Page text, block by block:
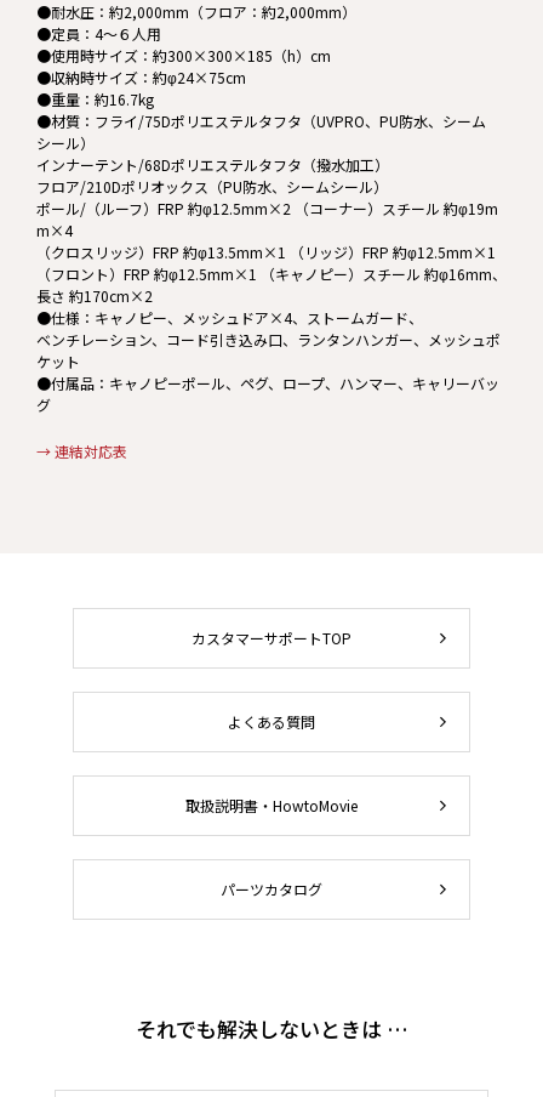
●耐水圧：約2,000mm（フロア：約2,000mm）
●定員：4～６人用
●使用時サイズ：約300×300×185（h）cm
●収納時サイズ：約φ24×75cm
●重量：約16.7kg
●材質：フライ/75Dポリエステルタフタ（UVPRO、PU防水、シーム
シール）
インナーテント/68Dポリエステルタフタ（撥水加工）
フロア/210Dポリオックス（PU防水、シームシール）
ポール/（ルーフ）FRP 約φ12.5mm×2 （コーナー）スチール 約φ19m
m×4
（クロスリッジ）FRP 約φ13.5mm×1 （リッジ）FRP 約φ12.5mm×1
（フロント）FRP 約φ12.5mm×1 （キャノピー）スチール 約φ16mm、
長さ 約170cm×2
●仕様：キャノピー、メッシュドア×4、ストームガード、
ベンチレーション、コード引き込み口、ランタンハンガー、メッシュポ
ケット
●付属品：キャノピーポール、ペグ、ロープ、ハンマー、キャリーバッ
グ
→ 連結対応表
カスタマーサポートTOP
よくある質問
取扱説明書・HowtoMovie
パーツカタログ
それでも解決しないときは …